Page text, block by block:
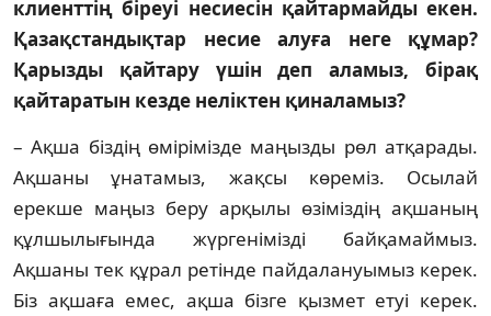
клиенттің біреуі несиесін қай­тар­майды екен.
Қазақстандықтар несие алу­ға неге құмар?
Қарызды қайтару үшін деп аламыз, бірақ
қайтаратын кезде не­лік­тен қиналамыз?
– Ақша біздің өмірімізде маңызды рөл ат­қарады.
Ақшаны ұнатамыз, жақсы көреміз. Осы­лай
ерекше маңыз беру арқылы өзіміздің ақ­шаның
құлшылығында жүргенімізді байқа­маймыз.
Ақшаны тек құрал ретінде пайда­лануы­мыз керек.
Біз ақшаға емес, ақша бізге қыз­мет етуі керек.